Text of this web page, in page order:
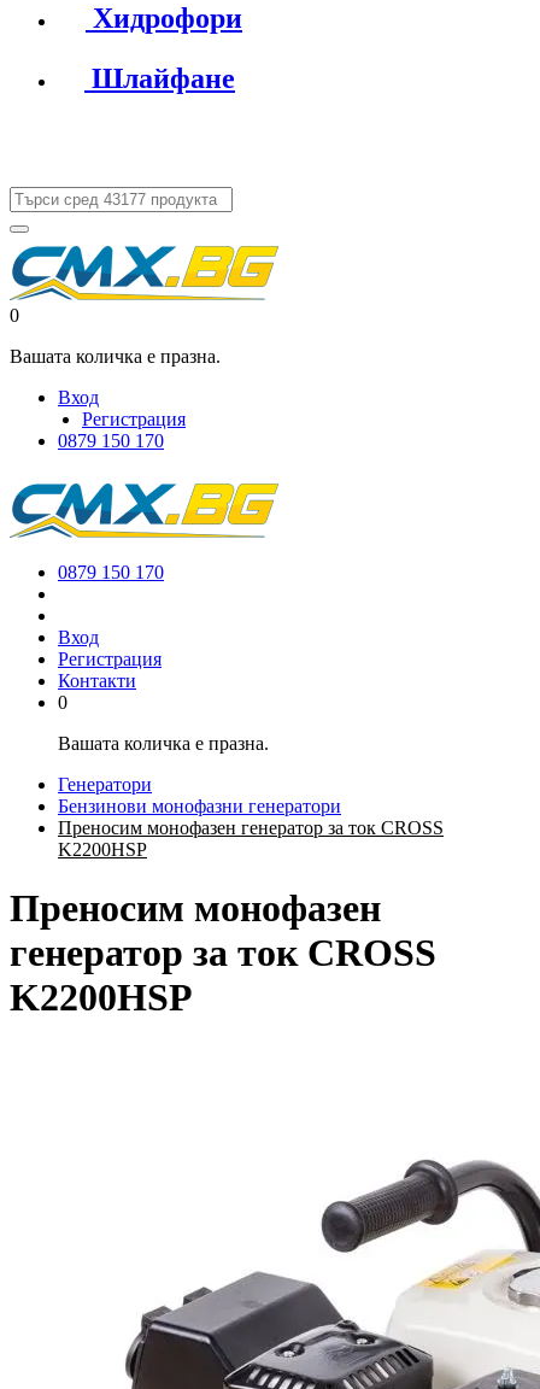
Хидрофори
Шлайфане
0
Вашата количка е празна.
Вход
Регистрация
0879 150 170
0879 150 170
Вход
Регистрация
Контакти
0
Вашата количка е празна.
Генератори
Бензинови монофазни генератори
Преносим монофазен генератор за ток CROSS
K2200HSP
Преносим монофазен
генератор за ток CROSS
K2200HSP